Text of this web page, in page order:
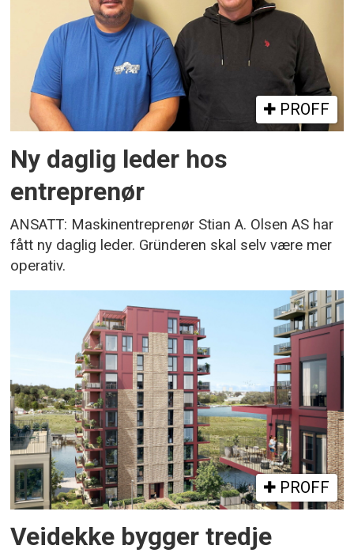
PROFF
Ny daglig leder hos
entreprenør
ANSATT: Maskinentreprenør Stian A. Olsen AS har
fått ny daglig leder. Gründeren skal selv være mer
operativ.
PROFF
Veidekke bygger tredje